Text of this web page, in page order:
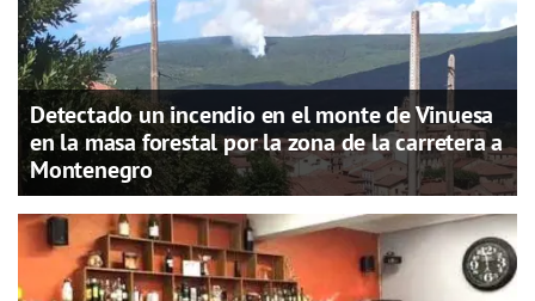
Detectado un incendio en el monte de Vinuesa
en la masa forestal por la zona de la carretera a
Montenegro